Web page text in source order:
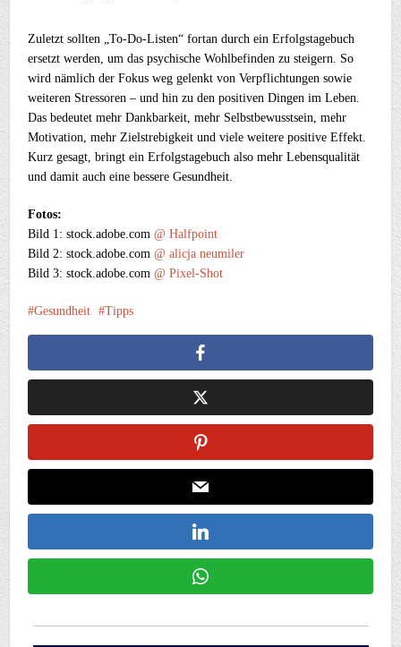
Zuletzt sollten „To-Do-Listen“ fortan durch ein Erfolgstagebuch
ersetzt werden, um das psychische Wohlbefinden zu steigern. So
wird nämlich der Fokus weg gelenkt von Verpflichtungen sowie
weiteren Stressoren – und hin zu den positiven Dingen im Leben.
Das bedeutet mehr Dankbarkeit, mehr Selbstbewusstsein, mehr
Motivation, mehr Zielstrebigkeit und viele weitere positive Effekt.
Kurz gesagt, bringt ein Erfolgstagebuch also mehr Lebensqualität
und damit auch eine bessere Gesundheit.
Fotos:
Bild 1: stock.adobe.com@ Halfpoint
Bild 2: stock.adobe.com@ alicja neumiler
Bild 3: stock.adobe.com@ Pixel-Shot
Gesundheit Tipps